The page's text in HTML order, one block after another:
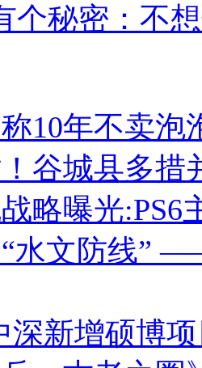
个秘密：不
10年不卖泡
谷城县多措
略曝光:PS6
水文防线”
深新增硕博